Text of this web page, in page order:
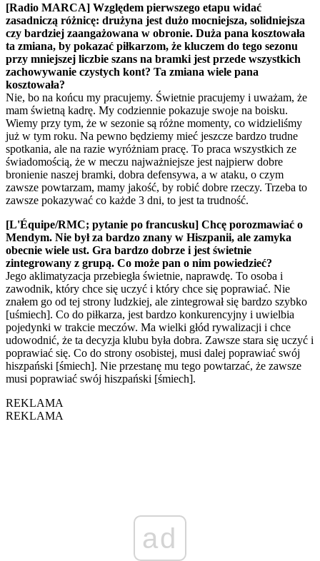
[Radio MARCA] Względem pierwszego etapu widać
zasadniczą różnicę: drużyna jest dużo mocniejsza, solidniejsza
czy bardziej zaangażowana w obronie. Duża pana kosztowała
ta zmiana, by pokazać piłkarzom, że kluczem do tego sezonu
przy mniejszej liczbie szans na bramki jest przede wszystkich
zachowywanie czystych kont? Ta zmiana wiele pana
kosztowała?
Nie, bo na końcu my pracujemy. Świetnie pracujemy i uważam, że
mam świetną kadrę. My codziennie pokazuje swoje na boisku.
Wiemy przy tym, że w sezonie są różne momenty, co widzieliśmy
już w tym roku. Na pewno będziemy mieć jeszcze bardzo trudne
spotkania, ale na razie wyróżniam pracę. To praca wszystkich ze
świadomością, że w meczu najważniejsze jest najpierw dobre
bronienie naszej bramki, dobra defensywa, a w ataku, o czym
zawsze powtarzam, mamy jakość, by robić dobre rzeczy. Trzeba to
zawsze pokazywać co każde 3 dni, to jest ta trudność.
[L'Équipe/RMC; pytanie po francusku] Chcę porozmawiać o
Mendym. Nie był za bardzo znany w Hiszpanii, ale zamyka
obecnie wiele ust. Gra bardzo dobrze i jest świetnie
zintegrowany z grupą. Co może pan o nim powiedzieć?
Jego aklimatyzacja przebiegła świetnie, naprawdę. To osoba i
zawodnik, który chce się uczyć i który chce się poprawiać. Nie
znałem go od tej strony ludzkiej, ale zintegrował się bardzo szybko
[uśmiech]. Co do piłkarza, jest bardzo konkurencyjny i uwielbia
pojedynki w trakcie meczów. Ma wielki głód rywalizacji i chce
udowodnić, że ta decyzja klubu była dobra. Zawsze stara się uczyć i
poprawiać się. Co do strony osobistej, musi dalej poprawiać swój
hiszpański [śmiech]. Nie przestanę mu tego powtarzać, że zawsze
musi poprawiać swój hiszpański [śmiech].
REKLAMA
REKLAMA
ad